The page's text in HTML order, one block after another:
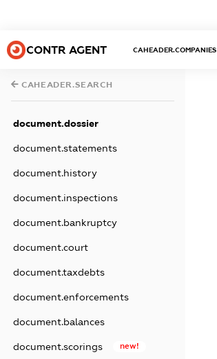
CONTR AGENT CAHEADER.COMPANIES
CAHEADER.SEARCH
document.dossier
document.statements
document.history
document.inspections
document.bankruptcy
document.court
document.taxdebts
document.enforcements
document.balances
document.scorings new!